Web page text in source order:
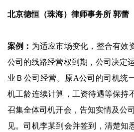
北京德恒（珠海）律师事务所 郭蕾
案例： 为适应市场变化，整合有效
公司的线路经营权到期，公司决定
业Ｂ公司经营。原A公司的司机统
机工龄连续计算，工资待遇等保持
召集全体司机开会，告知实情及公
见。司机李某到会并签到，清楚知